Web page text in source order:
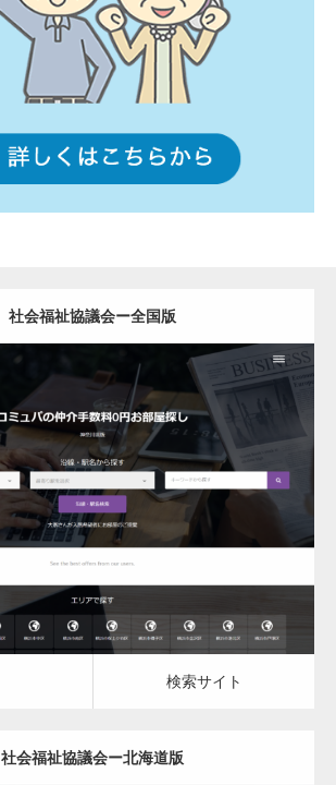
社会福祉協議会ー全国版
更新日： 2023.03.10
社会福祉協議会
検索サイト
検索サイト
社会福祉協議会ー北海道版